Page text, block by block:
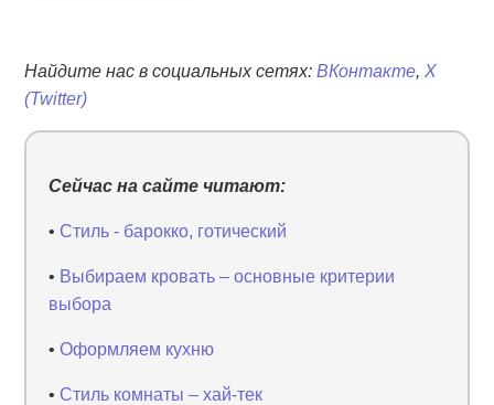
Найдите нас в социальных сетях:ВКонтакте,X
(Twitter)
Сейчас на сайте читают:
• Стиль - барокко, готический
• Выбираем кровать – основные критерии
выбора
•Оформляем кухню
• Стиль комнаты – хай-тек